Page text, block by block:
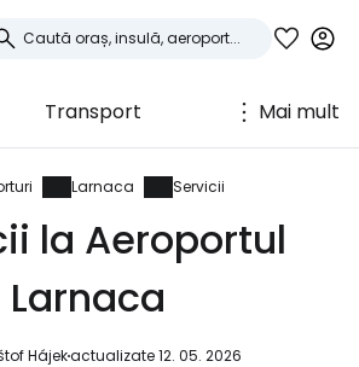
Transport Mai mult
Larnaca Servicii
la Aeroportul
Larnaca
Hájekactualizate 12. 05. 2026
vă la
mondială a călătorilor